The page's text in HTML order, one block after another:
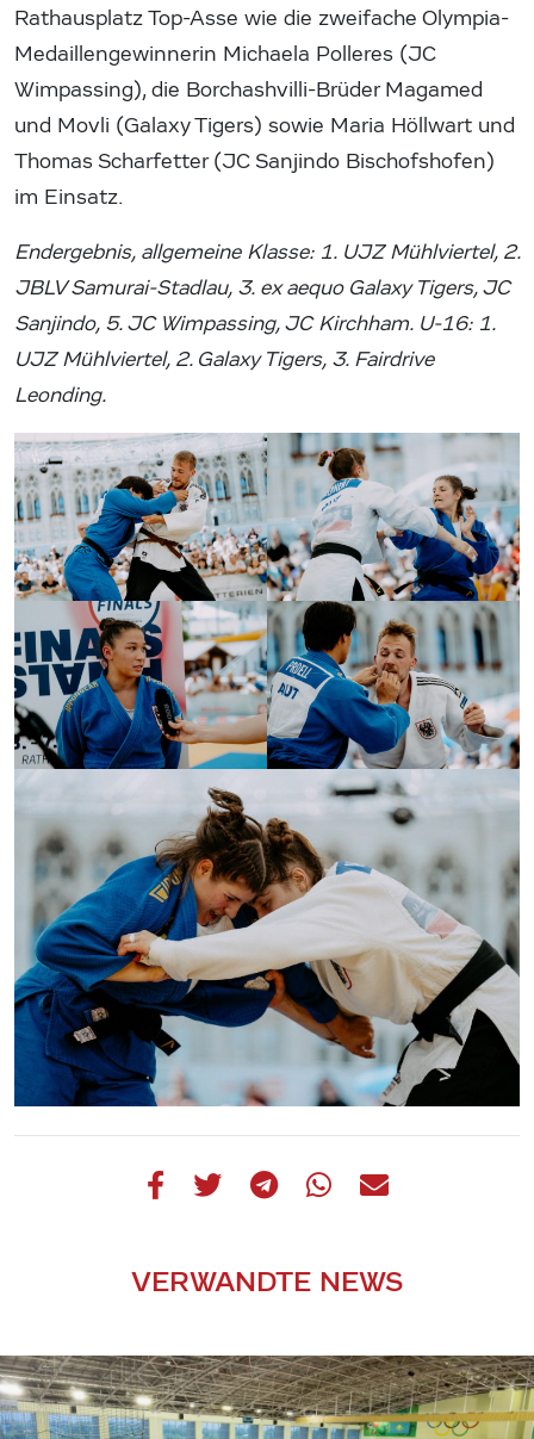
Rathausplatz Top-Asse wie die zweifache Olympia-
Medaillengewinnerin Michaela Polleres (JC
Wimpassing), die Borchashvilli-Brüder Magamed
und Movli (Galaxy Tigers) sowie Maria Höllwart und
Thomas Scharfetter (JC Sanjindo Bischofshofen)
im Einsatz.
Endergebnis, allgemeine Klasse: 1. UJZ Mühlviertel, 2.
JBLV Samurai-Stadlau, 3. ex aequo Galaxy Tigers, JC
Sanjindo, 5. JC Wimpassing, JC Kirchham. U-16: 1.
UJZ Mühlviertel, 2. Galaxy Tigers, 3. Fairdrive
Leonding.
VERWANDTE NEWS